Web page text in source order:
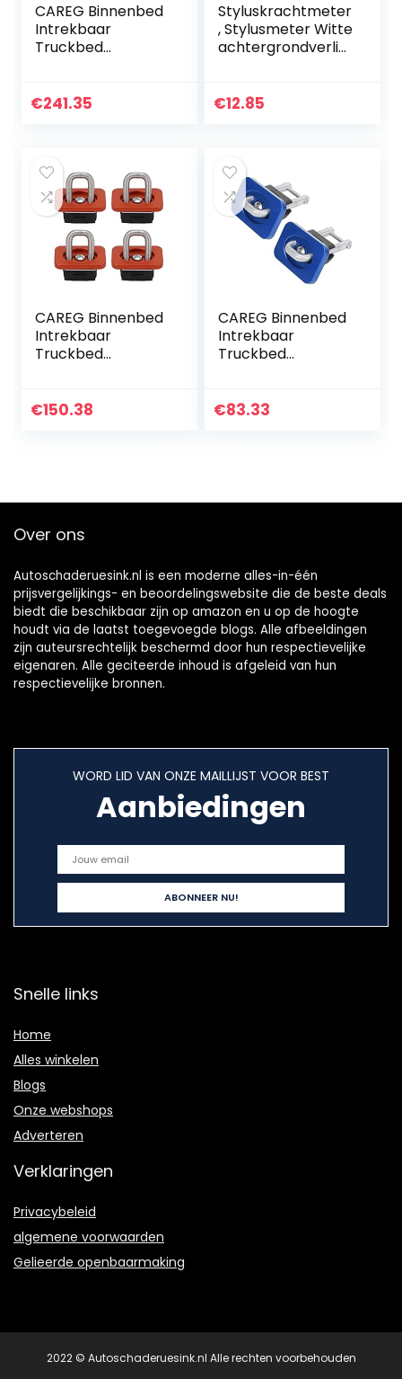
CAREG Binnenbed
Intrekbaar
Truckbed
Compatibel met
€241.35
Styluskrachtmeter
, Stylusmeter Witte
achtergrondverlic
€12.85
CAREG Binnenbed
Intrekbaar
Truckbed
Compatibel met
€150.38
CAREG Binnenbed
Intrekbaar
Truckbed
Compatibel met
€83.33
Over ons
Autoschaderuesink.nl is een moderne alles-in-één
prijsvergelijkings- en beoordelingswebsite die de beste deals
biedt die beschikbaar zijn op amazon en u op de hoogte
houdt via de laatst toegevoegde blogs. Alle afbeeldingen
zijn auteursrechtelijk beschermd door hun respectievelijke
eigenaren. Alle geciteerde inhoud is afgeleid van hun
respectievelijke bronnen.
WORD LID VAN ONZE MAILLIJST VOOR BEST
Aanbiedingen
Snelle links
Home
Alles winkelen
Blogs
Onze webshops
Adverteren
Verklaringen
Privacybeleid
algemene voorwaarden
Gelieerde openbaarmaking
2022 © Autoschaderuesink.nl Alle rechten voorbehouden